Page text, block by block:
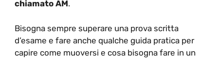
chiamato AM.
Bisogna sempre superare una prova scritta
d’esame e fare anche qualche guida pratica per
capire come muoversi e cosa bisogna fare in un